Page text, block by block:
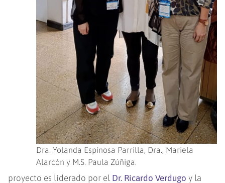
Dra. Yolanda Espinosa Parrilla, Dra., Mariela
Alarcón y M.S. Paula Zúñiga.
proyecto es liderado por el Dr. Ricardo Verdugoy la